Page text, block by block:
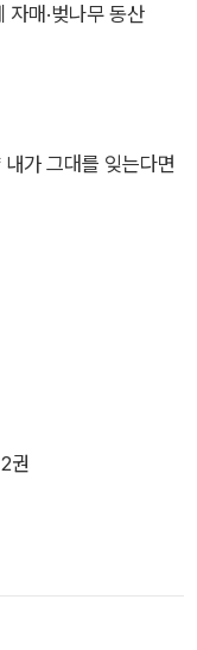
자매·벚나무 동산
가 그대를 잊는다면
권